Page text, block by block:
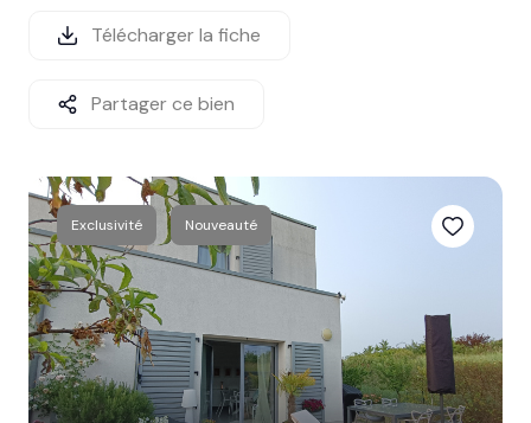
société
services
avis
clients
contact
Télécharger la fiche
Partager ce bien
Exclusivité Nouveauté